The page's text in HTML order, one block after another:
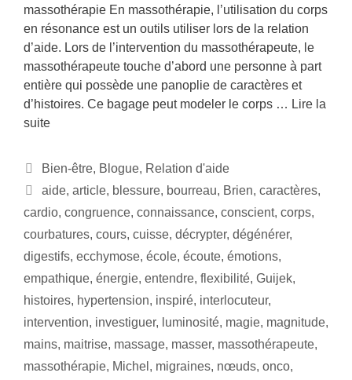
massothérapie En massothérapie, l’utilisation du corps
en résonance est un outils utiliser lors de la relation
d’aide. Lors de l’intervention du massothérapeute, le
massothérapeute touche d’abord une personne à part
entière qui possède une panoplie de caractères et
d’histoires. Ce bagage peut modeler le corps … Lire la
suite
Bien-être, Blogue, Relation d'aide
aide, article, blessure, bourreau, Brien, caractères,
cardio, congruence, connaissance, conscient, corps,
courbatures, cours, cuisse, décrypter, dégénérer,
digestifs, ecchymose, école, écoute, émotions,
empathique, énergie, entendre, flexibilité, Guijek,
histoires, hypertension, inspiré, interlocuteur,
intervention, investiguer, luminosité, magie, magnitude,
mains, maitrise, massage, masser, massothérapeute,
massothérapie, Michel , migraines, nœuds, onco,